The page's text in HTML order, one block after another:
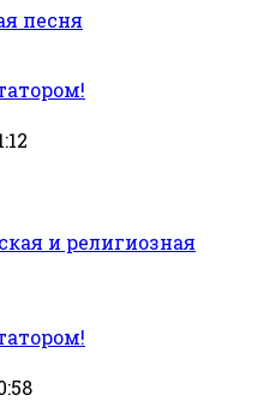
песня
и религиозная